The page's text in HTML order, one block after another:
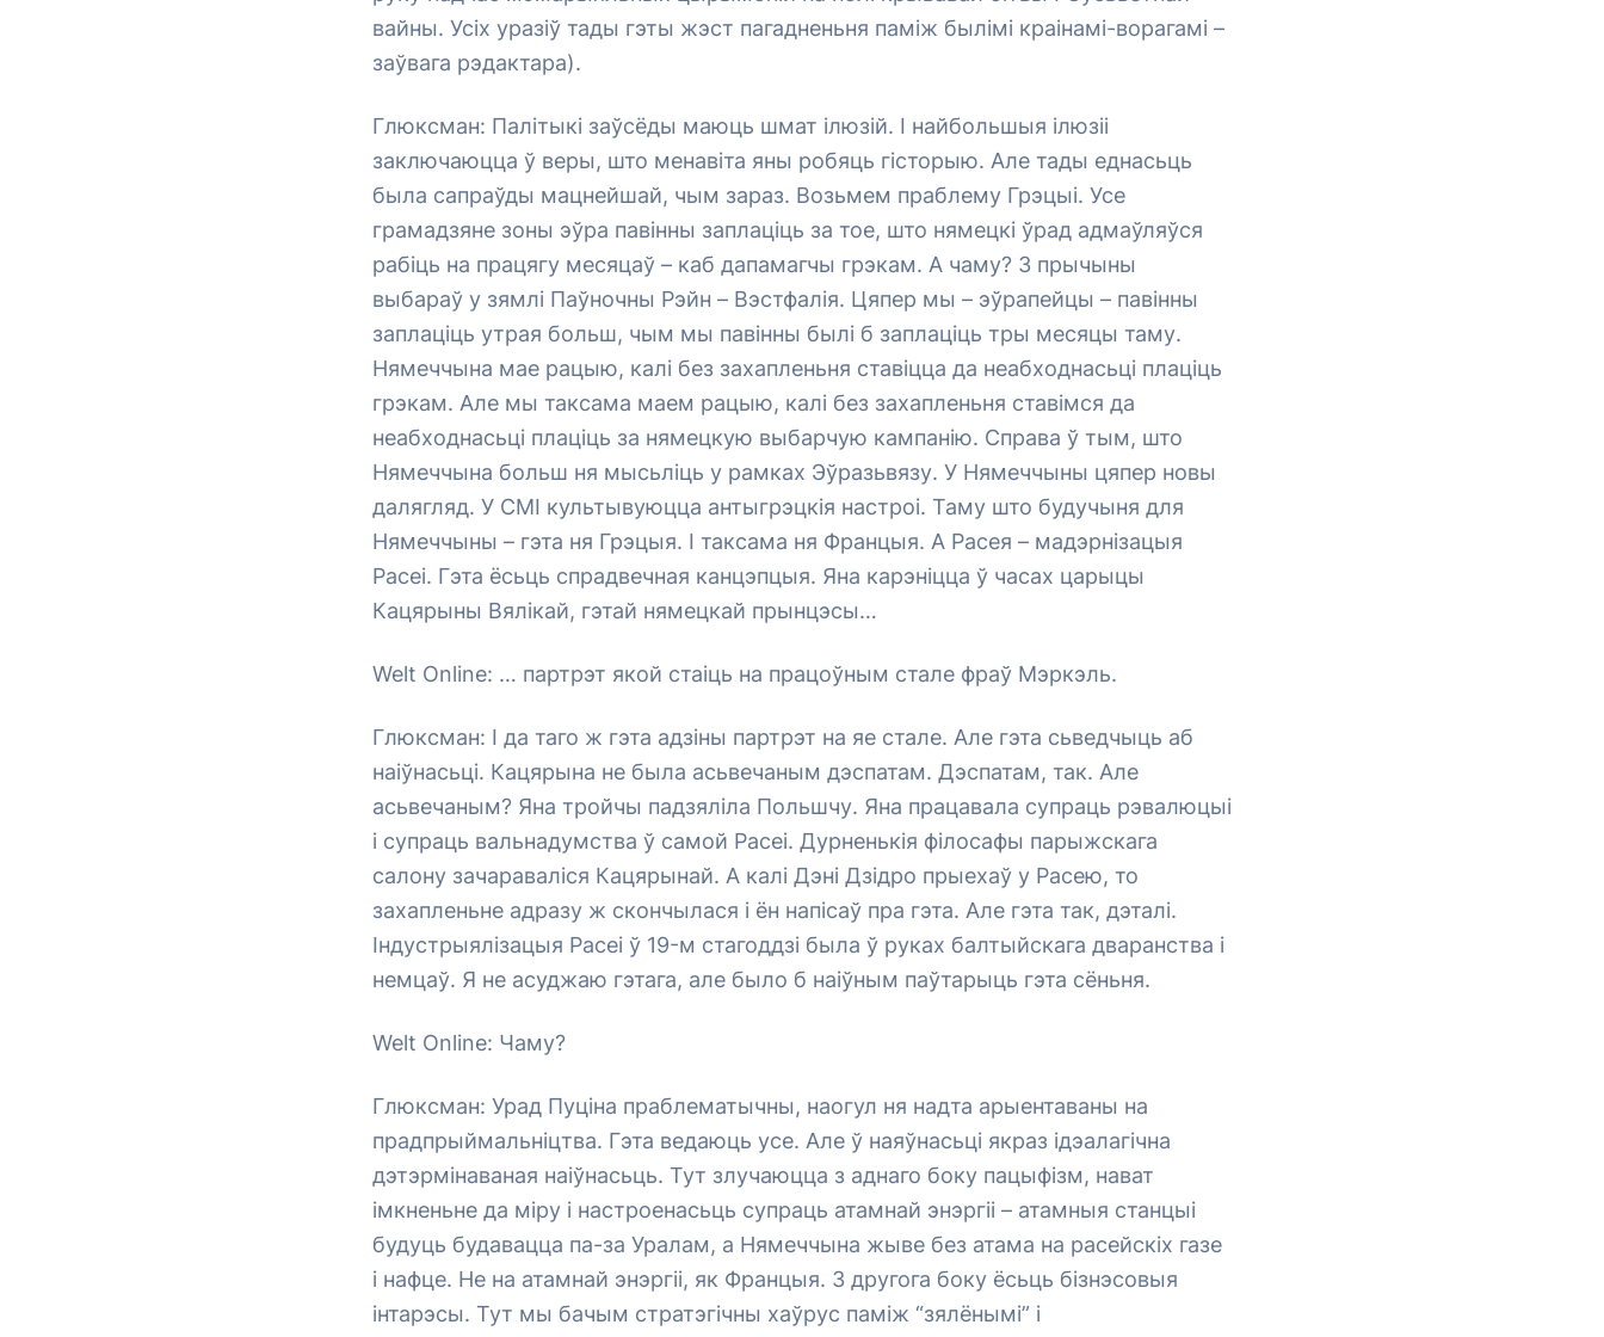
вайны. Усіх уразіў тады гэты жэст пагадненьня паміж былімі краінамі-ворагамі –
заўвага рэдактара).
Глюксман: Палітыкі заўсёды маюць шмат ілюзій. І найбольшыя ілюзіі
заключаюцца ў веры, што менавіта яны робяць гісторыю. Але тады еднасьць
была сапраўды мацнейшай, чым зараз. Возьмем праблему Грэцыі. Усе
грамадзяне зоны эўра павінны заплаціць за тое, што нямецкі ўрад адмаўляўся
рабіць на працягу месяцаў – каб дапамагчы грэкам. А чаму? З прычыны
выбараў у зямлі Паўночны Рэйн – Вэстфалія. Цяпер мы – эўрапейцы – павінны
заплаціць утрая больш, чым мы павінны былі б заплаціць тры месяцы таму.
Нямеччына мае рацыю, калі без захапленьня ставіцца да неабходнасьці плаціць
грэкам. Але мы таксама маем рацыю, калі без захапленьня ставімся да
неабходнасьці плаціць за нямецкую выбарчую кампанію. Справа ў тым, што
Нямеччына больш ня мысьліць у рамках Эўразьвязу. У Нямеччыны цяпер новы
далягляд. У СМІ культывуюцца антыгрэцкія настроі. Таму што будучыня для
Нямеччыны – гэта ня Грэцыя. І таксама ня Францыя. А Расея – мадэрнізацыя
Расеі. Гэта ёсьць спрадвечная канцэпцыя. Яна карэніцца ў часах царыцы
Кацярыны Вялікай, гэтай нямецкай прынцэсы…
Welt Online: … партрэт якой стаіць на працоўным стале фраў Мэркэль.
Глюксман: І да таго ж гэта адзіны партрэт на яе стале. Але гэта сьведчыць аб
наіўнасьці. Кацярына не была асьвечаным дэспатам. Дэспатам, так. Але
асьвечаным? Яна тройчы падзяліла Польшчу. Яна працавала супраць рэвалюцыі
і супраць вальнадумства ў самой Расеі. Дурненькія філосафы парыжскага
салону зачараваліся Кацярынай. А калі Дэні Дзідро прыехаў у Расею, то
захапленьне адразу ж скончылася і ён напісаў пра гэта. Але гэта так, дэталі.
Індустрыялізацыя Расеі ў 19-м стагоддзі была ў руках балтыйскага дваранства і
немцаў. Я не асуджаю гэтага, але было б наіўным паўтарыць гэта сёньня.
Welt Online: Чаму?
Глюксман: Урад Пуціна праблематычны, наогул ня надта арыентаваны на
прадпрыймальніцтва. Гэта ведаюць усе. Але ў наяўнасьці якраз ідэалагічна
дэтэрмінаваная наіўнасьць. Тут злучаюцца з аднаго боку пацыфізм, нават
імкненьне да міру і настроенасьць супраць атамнай энэргіі – атамныя станцыі
будуць будавацца па-за Уралам, а Нямеччына жыве без атама на расейскіх газе
і нафце. Не на атамнай энэргіі, як Францыя. З другога боку ёсьць бізнэсовыя
інтарэсы. Тут мы бачым стратэгічны хаўрус паміж “зялёнымі” і